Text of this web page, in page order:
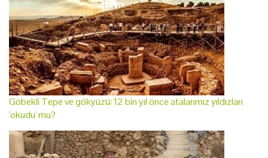
Göbekli Tepe ve gökyüzü: 12 bin yıl önce atalarımız yıldızları
'okudu' mu?